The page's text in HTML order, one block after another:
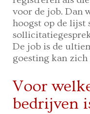
voor de job. Dan
hoogst op de lijst
De job is de
goesting kan
Voor
bedrijven